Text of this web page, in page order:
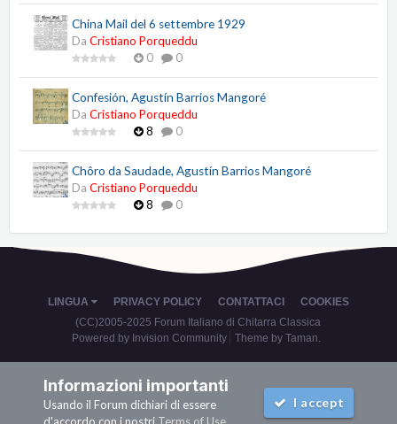
China Mail del 6 settembre 1929
Da Cristiano Porqueddu
0
0
Confesión, Agustín Barrios Mangoré
Da Cristiano Porqueddu
8
0
Chôro da Saudade, Agustín Barrios Mangoré
Da Cristiano Porqueddu
8
0
LINGUA PRIVACY POLICY CONTATTACI
COOKIES
(CC)2005-2025 Forum Italiano di Chitarra Classica
Powered by Invision Community
Theme by Taman.
Informazioni importanti
Usando il Forum dichiari di essere
I accept